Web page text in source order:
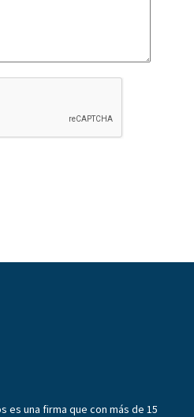
es una firma que con más de 15